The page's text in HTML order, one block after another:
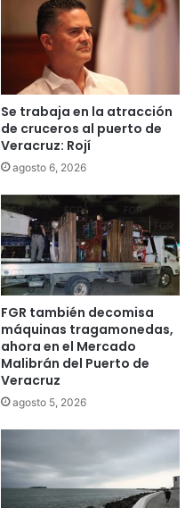
Se trabaja en la atracción
de cruceros al puerto de
Veracruz: Rojí
agosto 6, 2026
FGR también decomisa
máquinas tragamonedas,
ahora en el Mercado
Malibrán del Puerto de
Veracruz
agosto 5, 2026